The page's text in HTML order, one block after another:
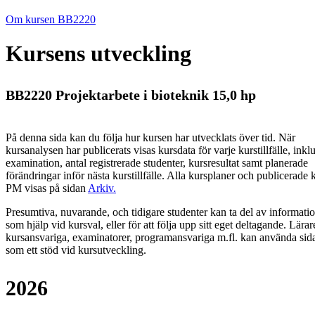
Om kursen BB2220
Kursens utveckling
BB2220 Projektarbete i bioteknik 15,0 hp
På denna sida kan du följa hur kursen har utvecklats över tid. När
kursanalysen har publicerats visas kursdata för varje kurstillfälle,
examination, antal registrerade studenter, kursresultat samt planerade
förändringar inför nästa kurstillfälle. Alla kursplaner och publicerade
PM visas på sidan Arkiv.
Presumtiva, nuvarande, och tidigare studenter kan ta del av
som hjälp vid kursval, eller för att följa upp sitt eget deltagande.
kursansvariga, examinatorer, programansvariga m.fl. kan använda
som ett stöd vid kursutveckling.
2026